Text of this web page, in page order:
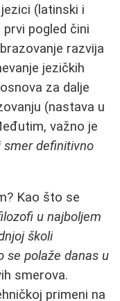
(latinski i
pogled čini
razvija
jezičkih
za dalje
(nastava u
važno je
smer definitivno
Kao što se
u najboljem
školi
se polaže danas u
smerova.
primeni na